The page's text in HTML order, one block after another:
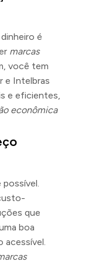
é
marcas
você tem
e Intelbras
e eficientes,
econômica
possível.
que
boa
acessível.